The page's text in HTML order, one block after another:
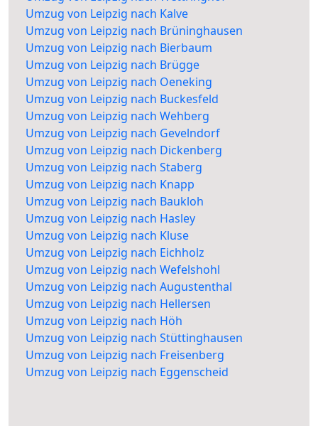
Umzug von Leipzig nach Kalve
Umzug von Leipzig nach Brüninghausen
Umzug von Leipzig nach Bierbaum
Umzug von Leipzig nach Brügge
Umzug von Leipzig nach Oeneking
Umzug von Leipzig nach Buckesfeld
Umzug von Leipzig nach Wehberg
Umzug von Leipzig nach Gevelndorf
Umzug von Leipzig nach Dickenberg
Umzug von Leipzig nach Staberg
Umzug von Leipzig nach Knapp
Umzug von Leipzig nach Baukloh
Umzug von Leipzig nach Hasley
Umzug von Leipzig nach Kluse
Umzug von Leipzig nach Eichholz
Umzug von Leipzig nach Wefelshohl
Umzug von Leipzig nach Augustenthal
Umzug von Leipzig nach Hellersen
Umzug von Leipzig nach Höh
Umzug von Leipzig nach Stüttinghausen
Umzug von Leipzig nach Freisenberg
Umzug von Leipzig nach Eggenscheid